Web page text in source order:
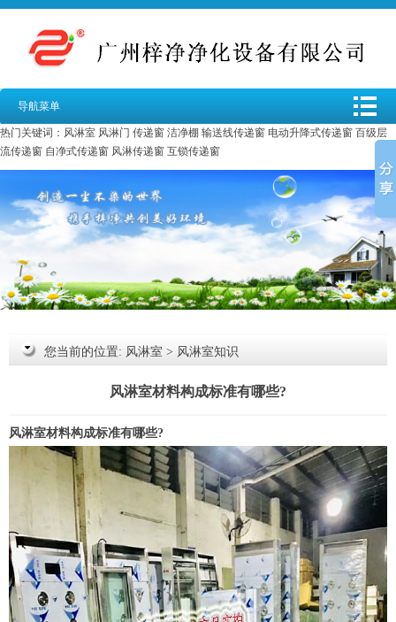
导航菜单
热门关键词： 风淋室 风淋门 传递窗 洁净棚 输送线传递窗 电动升降式传递窗 百级层
流传递窗 自净式传递窗 风淋传递窗 互锁传递窗
您当前的位置: 风淋室 > 风淋室知识
风淋室材料构成标准有哪些?
风淋室材料构成标准有哪些?